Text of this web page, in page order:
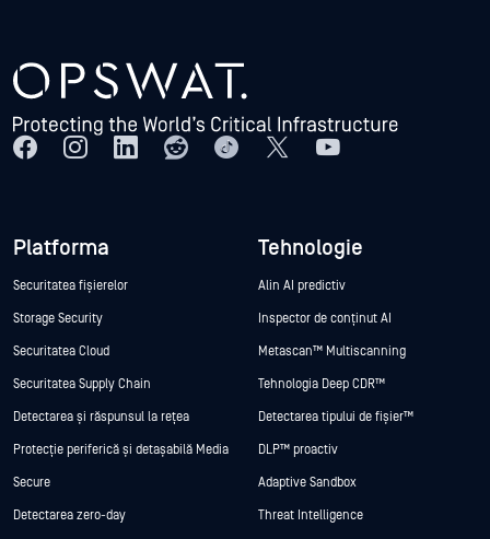
Platforma
Securitatea fișierelor
Storage Security
Securitatea Cloud
Securitatea Supply Chain
Detectarea și răspunsul la rețea
Protecție periferică și detașabilă Media
Secure
Detectarea zero-day
Tehnologie
Alin AI predictiv
Inspector de conținut AI
Metascan™ Multiscanning
Tehnologia Deep CDR™
Detectarea tipului de fișier™
DLP™ proactiv
Adaptive Sandbox
Threat Intelligence